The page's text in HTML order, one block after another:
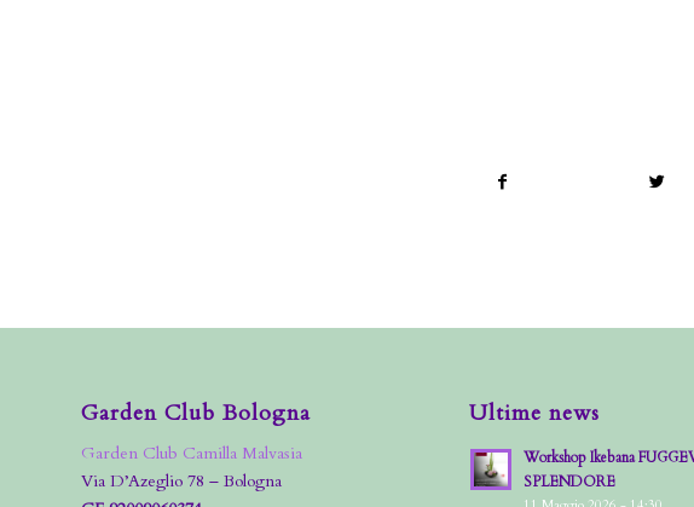
Garden Club Bologna
Garden Club Camilla Malvasia
Via D’Azeglio 78 – Bologna
Ultime news
Workshop Ikebana
SPLENDORE